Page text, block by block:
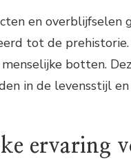
en overblijfselen
tot de prehistorie.
botten.
in de levensstijl
ervaring